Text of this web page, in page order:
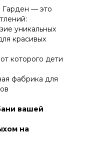
Гарден — это
уникальных
красивых
которого дети
фабрика для
вашей
на